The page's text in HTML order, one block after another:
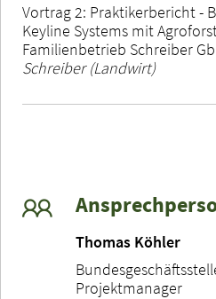
Vortrag 2: Praktikerbericht -
Keyline Systems mit
Familienbetrieb Schreiber
Schreiber (Landwirt)
Thomas Köhler
Projektmanager